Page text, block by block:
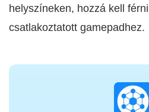
helyszíneken, hozzá kell
csatlakoztatott gamepadhez.